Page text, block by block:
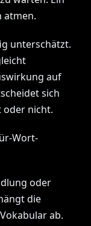
atmen.
unterschätzt.
auf
sich
oder nicht.
Wort-
oder
die
ab.